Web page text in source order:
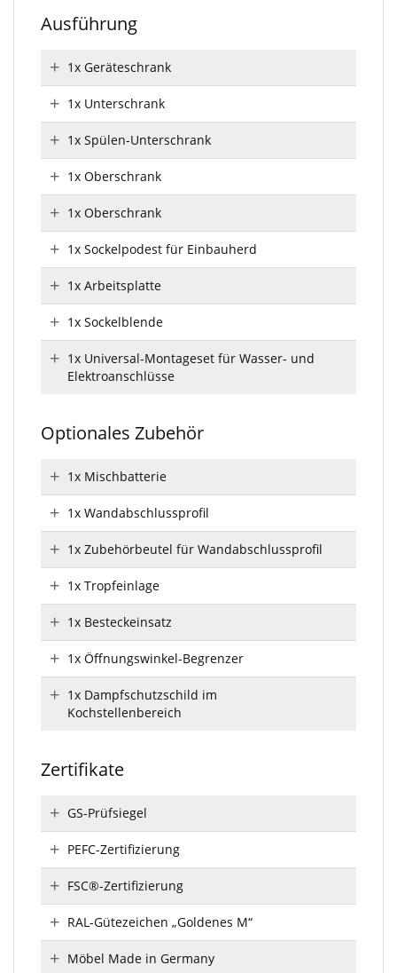
Ausführung
1x Geräteschrank
1x Unterschrank
1x Spülen-Unterschrank
1x Oberschrank
1x Oberschrank
1x Sockelpodest für Einbauherd
1x Arbeitsplatte
1x Sockelblende
1x Universal-Montageset für Wasser- und
Elektroanschlüsse
Optionales Zubehör
1x Mischbatterie
1x Wandabschlussprofil
1x Zubehörbeutel für Wandabschlussprofil
1x Tropfeinlage
1x Besteckeinsatz
1x Öffnungswinkel-Begrenzer
1x Dampfschutzschild im
Kochstellenbereich
Zertifikate
GS-Prüfsiegel
PEFC-Zertifizierung
FSC®-Zertifizierung
RAL-Gütezeichen „Goldenes M“
Möbel Made in Germany